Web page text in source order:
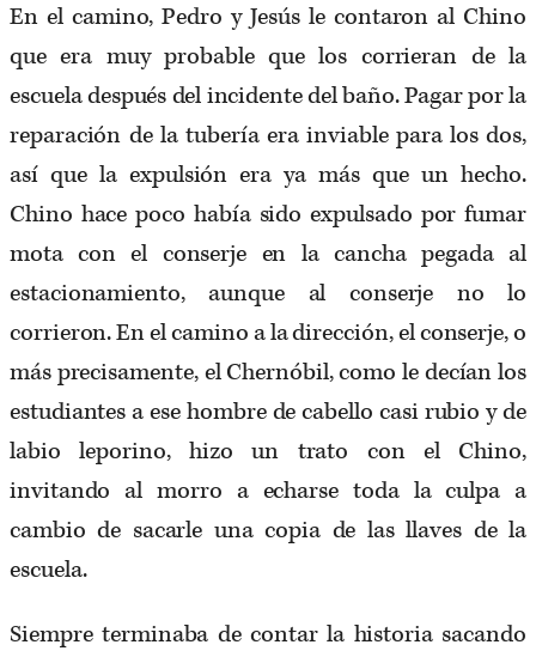
En el camino, Pedro y Jesús le contaron al Chino
que era muy probable que los corrieran de la
escuela después del incidente del baño. Pagar por la
reparación de la tubería era inviable para los dos,
así que la expulsión era ya más que un hecho.
Chino hace poco había sido expulsado por fumar
mota con el conserje en la cancha pegada al
estacionamiento, aunque al conserje no lo
corrieron. En el camino a la dirección, el conserje, o
más precisamente, el Chernóbil, como le decían los
estudiantes a ese hombre de cabello casi rubio y de
labio leporino, hizo un trato con el Chino,
invitando al morro a echarse toda la culpa a
cambio de sacarle una copia de las llaves de la
escuela.
Siempre terminaba de contar la historia sacando